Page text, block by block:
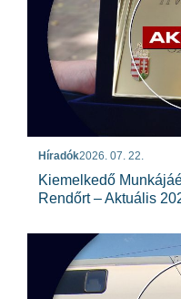
Híradók2026. 07. 22.
Kiemelkedő
Rendőrt – Aktuális